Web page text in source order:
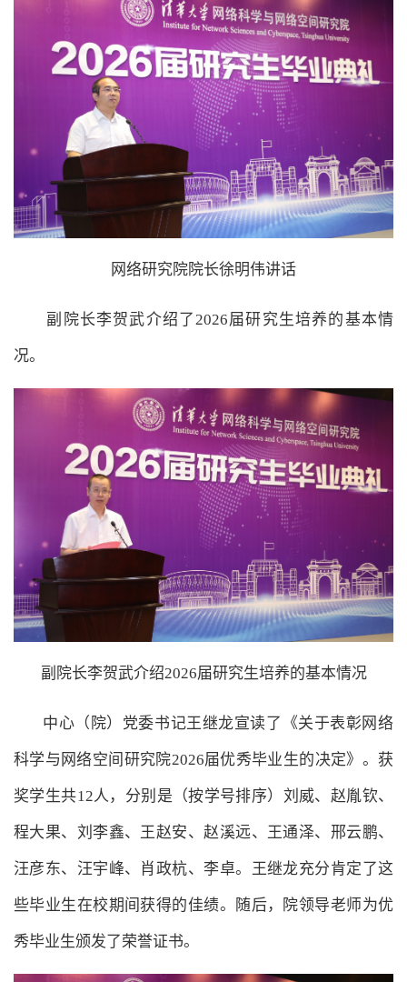
网络研究院院长徐明伟讲话
副院长李贺武介绍了2026届研究生培养的基本情
况。
副院长李贺武介绍2026届研究生培养的基本情况
中心（院）党委书记王继龙宣读了《关于表彰网络
科学与网络空间研究院2026届优秀毕业生的决定》。获
奖学生共12人，分别是（按学号排序）刘威、赵胤钦、
程大果、刘李鑫、王赵安、赵溪远、王通泽、邢云鹏、
汪彦东、汪宇峰、肖政杭、李卓。王继龙充分肯定了这
些毕业生在校期间获得的佳绩。随后，院领导老师为优
秀毕业生颁发了荣誉证书。